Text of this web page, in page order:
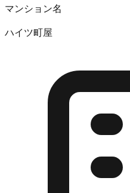
マンション名
ハイツ町屋